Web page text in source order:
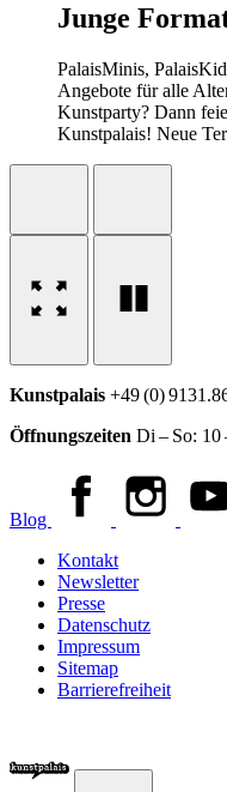
Junge
PalaisMinis,
Angebote für alle
Kunstparty? Dann
Kunstpalais! Neue
Kunstpalais +49 (0)
Öffnungszeiten Di – So: 10
Blog
Kontakt
Newsletter
Presse
Datenschutz
Impressum
Sitemap
Barrierefreiheit